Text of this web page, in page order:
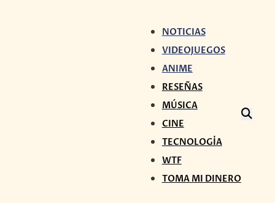
NOTICIAS
VIDEOJUEGOS
ANIME
RESEÑAS
MÚSICA
CINE
TECNOLOGÍA
WTF
TOMA MI DINERO